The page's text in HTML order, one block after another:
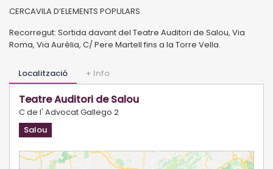
CERCAVILA D’ELEMENTS POPULARS
Recorregut: Sortida davant del Teatre Auditori de Salou, Via
Roma, Via Aurèlia, C/ Pere Martell fins a la Torre Vella.
Localització + Info
Teatre Auditori de Salou
C de l' Advocat Gallego 2
Salou